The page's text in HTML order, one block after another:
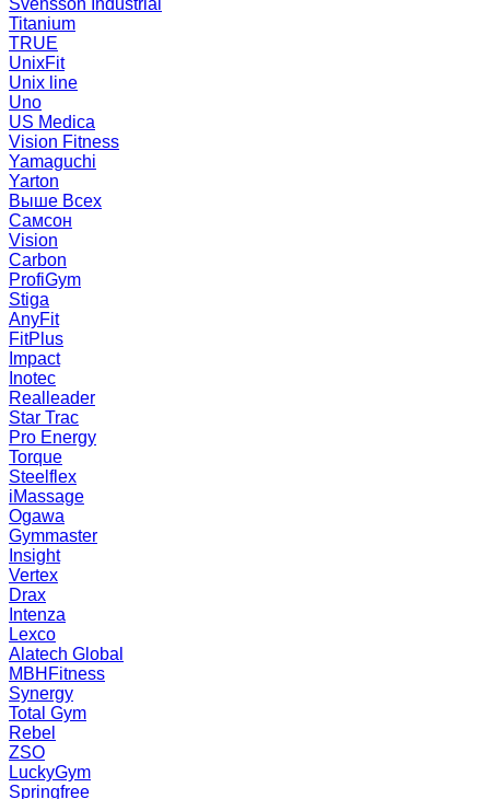
Svensson Industrial
Titanium
TRUE
UnixFit
Unix line
Uno
US Medica
Vision Fitness
Yamaguchi
Yarton
Выше Всех
Самсон
Vision
Carbon
ProfiGym
Stiga
AnyFit
FitPlus
Impact
Inotec
Realleader
Star Trac
Pro Energy
Torque
Steelflex
iMassage
Ogawa
Gymmaster
Insight
Vertex
Drax
Intenza
Lexco
Alatech Global
MBHFitness
Synergy
Total Gym
Rebel
ZSO
LuckyGym
Springfree